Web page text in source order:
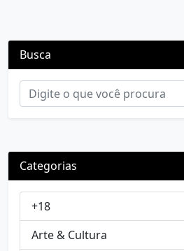
Busca
Categorias
+18
Arte & Cultura